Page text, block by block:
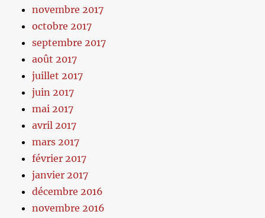
novembre 2017
octobre 2017
septembre 2017
août 2017
juillet 2017
juin 2017
mai 2017
avril 2017
mars 2017
février 2017
janvier 2017
décembre 2016
novembre 2016